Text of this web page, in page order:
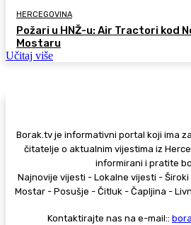
HERCEGOVINA
Požari u HNŽ-u: Air Tractori kod
Mostaru
Učitaj više
Borak.tv je informativni portal koji ima
čitatelje o aktualnim vijestima iz
informirani i pratite
Najnovije vijesti - Lokalne vijesti -
Mostar - Posušje - Čitluk - Čapljina -
Kontaktirajte nas na e-mail::